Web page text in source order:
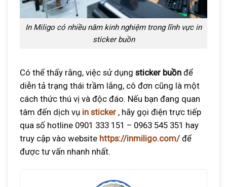
In Miligo có nhiều năm kinh nghiệm trong lĩnh vực in
sticker buồn
Có thể thấy rằng, việc sử dụng sticker buồn để
diễn tả trạng thái trầm lắng, cô đơn cũng là một
cách thức thú vị và độc đáo. Nếu bạn đang quan
tâm đến dịch vụ in sticker , hãy gọi điện trực tiếp
qua số hotline 0901 333 151 – 0963 545 351 hay
truy cập vào website https://inmiligo.com/để
được tư vấn nhanh nhất.